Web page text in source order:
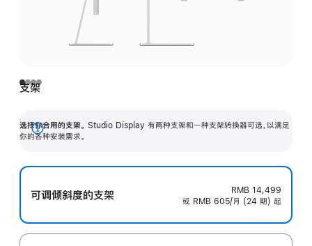
支架
选择你合用的支架。 Studio Display 有两种支架和一种支架转换器可选，以满足
你的各种安装需求。
展
可调倾斜度的支架
RMB 14,499
或 RMB 605/月 (24 期) 起